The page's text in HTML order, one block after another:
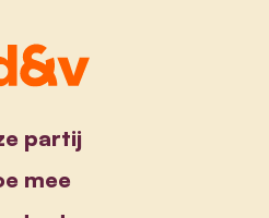
partij
mee